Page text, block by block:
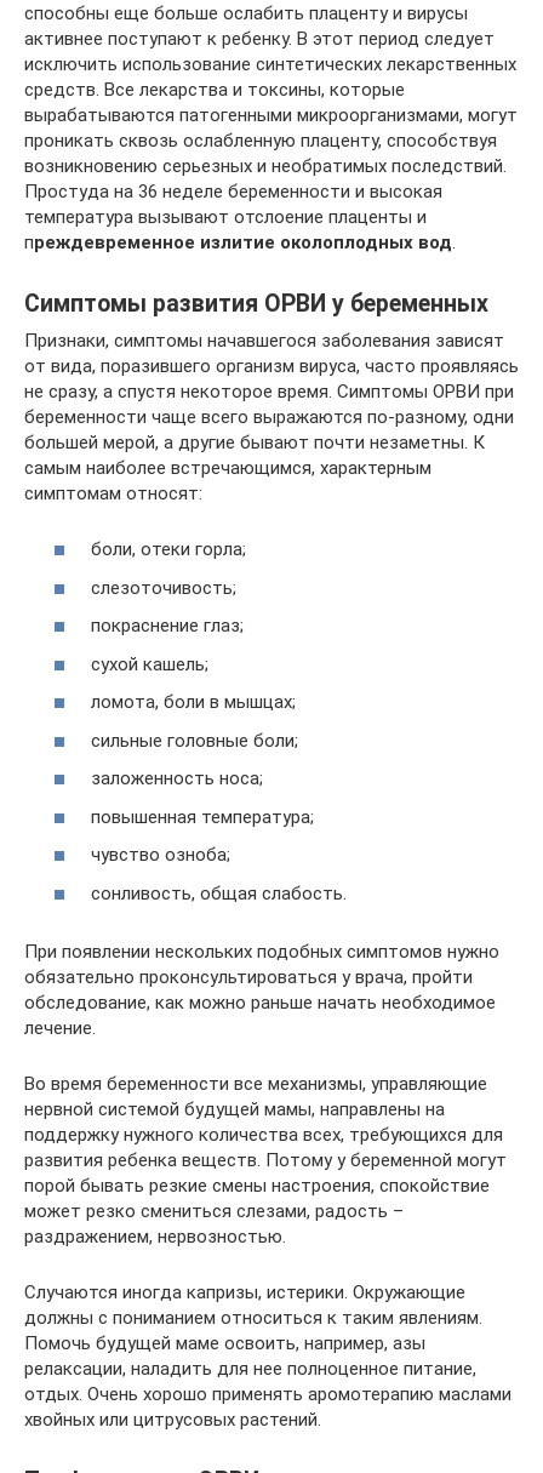
способны еще больше ослабить плаценту и вирусы
активнее поступают к ребенку. В этот период следует
исключить использование синтетических лекарственных
средств. Все лекарства и токсины, которые
вырабатываются патогенными микроорганизмами, могут
проникать сквозь ослабленную плаценту, способствуя
возникновению серьезных и необратимых последствий.
Простуда на 36 неделе беременности и высокая
температура вызывают отслоение плаценты и
преждевременное излитие околоплодных вод
Симптомы развития ОРВИ у беременных
Признаки, симптомы начавшегося заболевания зависят
от вида, поразившего организм вируса, часто проявляясь
не сразу, а спустя некоторое время. Симптомы ОРВИ при
беременности чаще всего выражаются по-разному, одни
большей мерой, а другие бывают почти незаметны. К
самым наиболее встречающимся, характерным
симптомам относят:
боли, отеки горла;
слезоточивость;
покраснение глаз;
сухой кашель;
ломота, боли в мышцах;
сильные головные боли;
заложенность носа;
повышенная температура;
чувство озноба;
сонливость, общая слабость.
При появлении нескольких подобных симптомов нужно
обязательно проконсультироваться у врача, пройти
обследование, как можно раньше начать необходимое
лечение.
Во время беременности все механизмы, управляющие
нервной системой будущей мамы, направлены на
поддержку нужного количества всех, требующихся для
развития ребенка веществ. Потому у беременной могут
порой бывать резкие смены настроения, спокойствие
может резко смениться слезами, радость –
раздражением, нервозностью.
Случаются иногда капризы, истерики. Окружающие
должны с пониманием относиться к таким явлениям.
Помочь будущей маме освоить, например, азы
релаксации, наладить для нее полноценное питание,
отдых. Очень хорошо применять аромотерапию маслами
хвойных или цитрусовых растений.